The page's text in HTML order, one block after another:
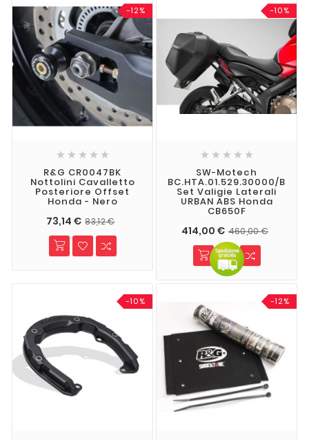
-12%
    
R&G CR0047BK
Nottolini Cavalletto
Posteriore Offset
Honda - Nero
73,14 € 83,12 €
-10%
    
SW-Motech
BC.HTA.01.529.30000/B
Set Valigie Laterali
URBAN ABS Honda
CB650F
414,00 € 460,00 €
-10% -12%